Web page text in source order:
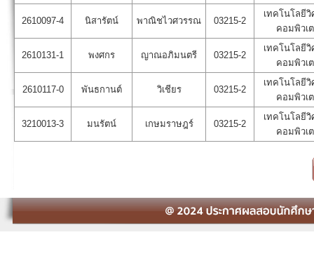
2610097-4 นิสารัตน์ พาณิชไวศวรรณ 03215-2
เทคโนโลยี
คอมพิวเ
2610131-1 พงศกร ญาณอภิมนตรี 03215-2
เทคโนโลยี
คอมพิวเ
2610117-0 พันธกานต์ วิเชียร 03215-2
เทคโนโลยี
คอมพิวเ
3210013-3 มนรัตน์ เกษมราษฎร์ 03215-2
เทคโนโลยี
คอมพิวเ